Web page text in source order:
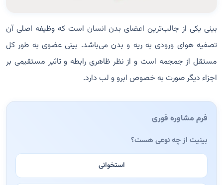
بینی یکی از جالب‌ترین اعضای بدن انسان است که وظیفه اصلی آن
تصفیه هوای ورودی به ریه و بدن می‌باشد. بینی عضوی به طور کل
مستقل از جمجمه است و از نظر ظاهری رابطه و تاثیر مستقیمی بر
اجزاء دیگر صورت به خصوص ابرو و لب دارد.
فرم مشاوره فوری
بینیت از چه نوعی هست؟
استخوانی